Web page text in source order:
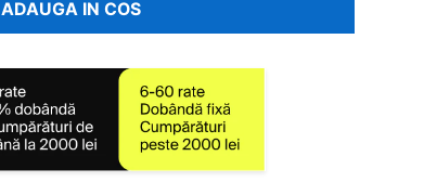
ADAUGA IN COS